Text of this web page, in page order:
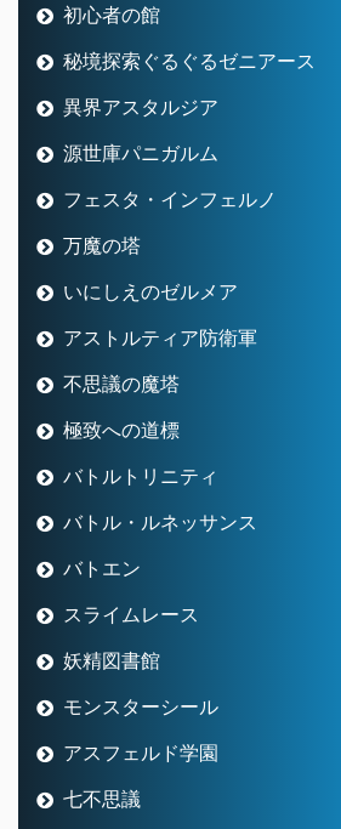
初心者の館
秘境探索ぐるぐるゼニアース
異界アスタルジア
源世庫パニガルム
フェスタ・インフェルノ
万魔の塔
いにしえのゼルメア
アストルティア防衛軍
不思議の魔塔
極致への道標
バトルトリニティ
バトル・ルネッサンス
バトエン
スライムレース
妖精図書館
モンスターシール
アスフェルド学園
七不思議